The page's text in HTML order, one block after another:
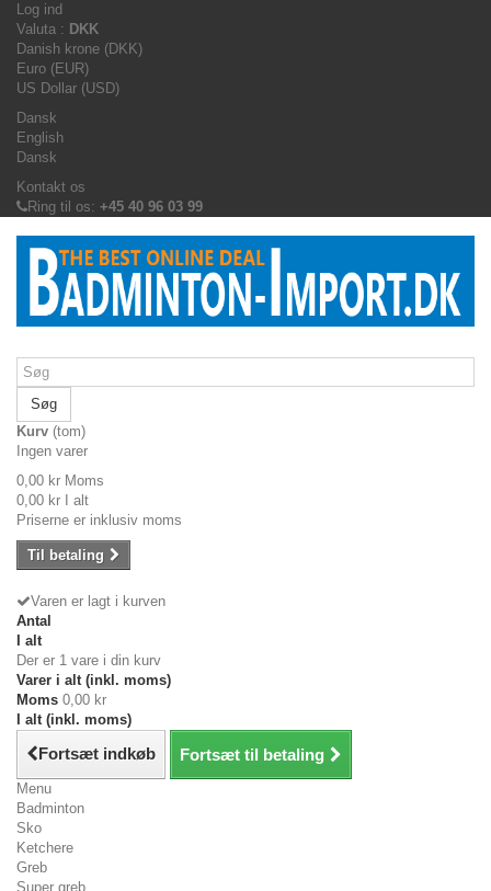
Log ind
Valuta : DKK
Danish krone (DKK)
Euro (EUR)
US Dollar (USD)
Dansk
English
Dansk
Kontakt os
Ring til os: +45 40 96 03 99
Søg
Kurv (tom)
Ingen varer
0,00 kr Moms
0,00 kr I alt
Priserne er inklusiv moms
Til betaling
Varen er lagt i kurven
Antal
I alt
Der er 1 vare i din kurv
Varer i alt (inkl. moms)
Moms 0,00 kr
I alt (inkl. moms)
Fortsæt indkøb Fortsæt til betaling
Menu
Badminton
Sko
Ketchere
Greb
Super greb